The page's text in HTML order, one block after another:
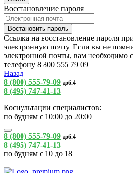
Восстановление пароля
Ссылка на восстановление пароля
электронную почту. Если вы не
электронной почты, вам необходимо
телефону 8 800 555 79 09.
Назад
8 (800) 555-79-09 доб.4
8 (495) 747-41-13
Коснультации специалистов:
по будням с 10:00 до 20:00
8 (800) 555-79-09 доб.4
8 (495) 747-41-13
по будням с 10 до 18